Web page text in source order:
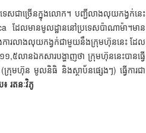
ស​ជា​ច្រើន​ក្នុង​លោក​។ ​​បញ្ជី​លាង​លុយ​កង្វក់​នេះ​​
ែល​មាន​មូលដ្ឋាន​នៅ​​ប្រទេស​ប៉ាណាម៉ា។ ​មាន​
ង​ការ​លាង​លុយ​កង្វក់​ជា​មួយ​នឹង​ក្រុមហ៊ុន​នេះ​​ ដែល​
,៥​លាន​ឯកសារ​បង្ហាញ​ថា​ ​ក្រុមហ៊ុន​នេះ​​បាន​ធ្វើ​
រុមហ៊ុន​ មូលនិធិ​ និង​​ស្ថាប័ន​ផ្សេងៗ) ធ្វើ​ការ​​ជា​
រតនៈវិភូ